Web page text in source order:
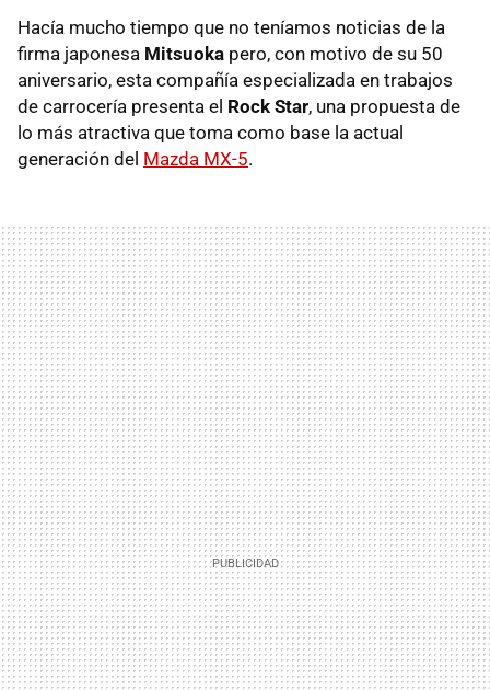
Hacía mucho tiempo que no teníamos noticias de la
firma japonesa Mitsuoka pero, con motivo de su 50
aniversario, esta compañía especializada en trabajos
de carrocería presenta el Rock Star, una propuesta de
lo más atractiva que toma como base la actual
generación del Mazda MX-5.